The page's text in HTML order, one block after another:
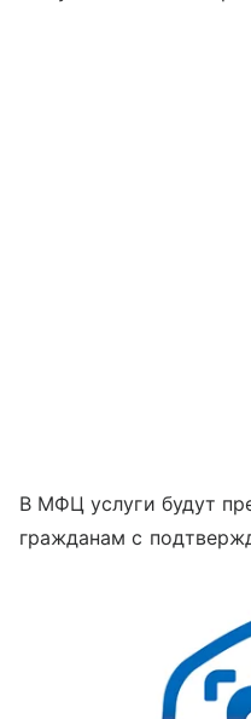
В МФЦ услуги будут
гражданам с